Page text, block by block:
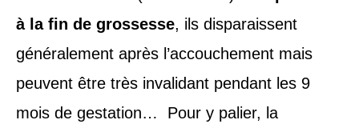
à la fin de grossesse, ils disparaissent
généralement après l’accouchement mais
peuvent être très invalidant pendant les 9
mois de gestation… Pour y palier, la